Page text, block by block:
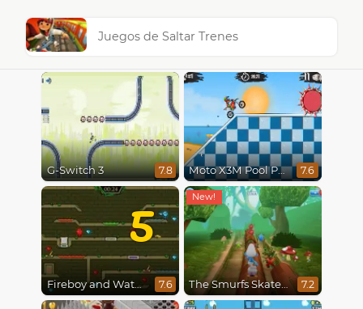
Juegos de Saltar Trenes
G-Switch 3 7.8 Moto X3M Pool Party 7.6
5
Fireboy and Watergirl 5 : Elements 7.6 The Smurfs Skate Rush 7.2